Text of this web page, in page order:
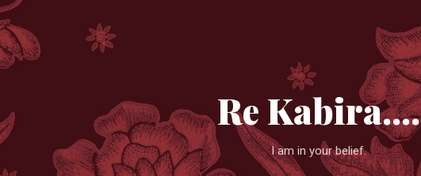
Re Kabira....
I am in your belief.